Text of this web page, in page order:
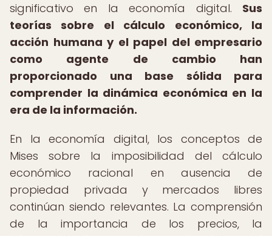
significativo en la economía digital. Sus
teorías sobre el cálculo económico, la
acción humana y el papel del empresario
como agente de cambio han
proporcionado una base sólida para
comprender la dinámica económica en la
era de la información.
En la economía digital, los conceptos de
Mises sobre la imposibilidad del cálculo
económico racional en ausencia de
propiedad privada y mercados libres
continúan siendo relevantes. La comprensión
de la importancia de los precios, la